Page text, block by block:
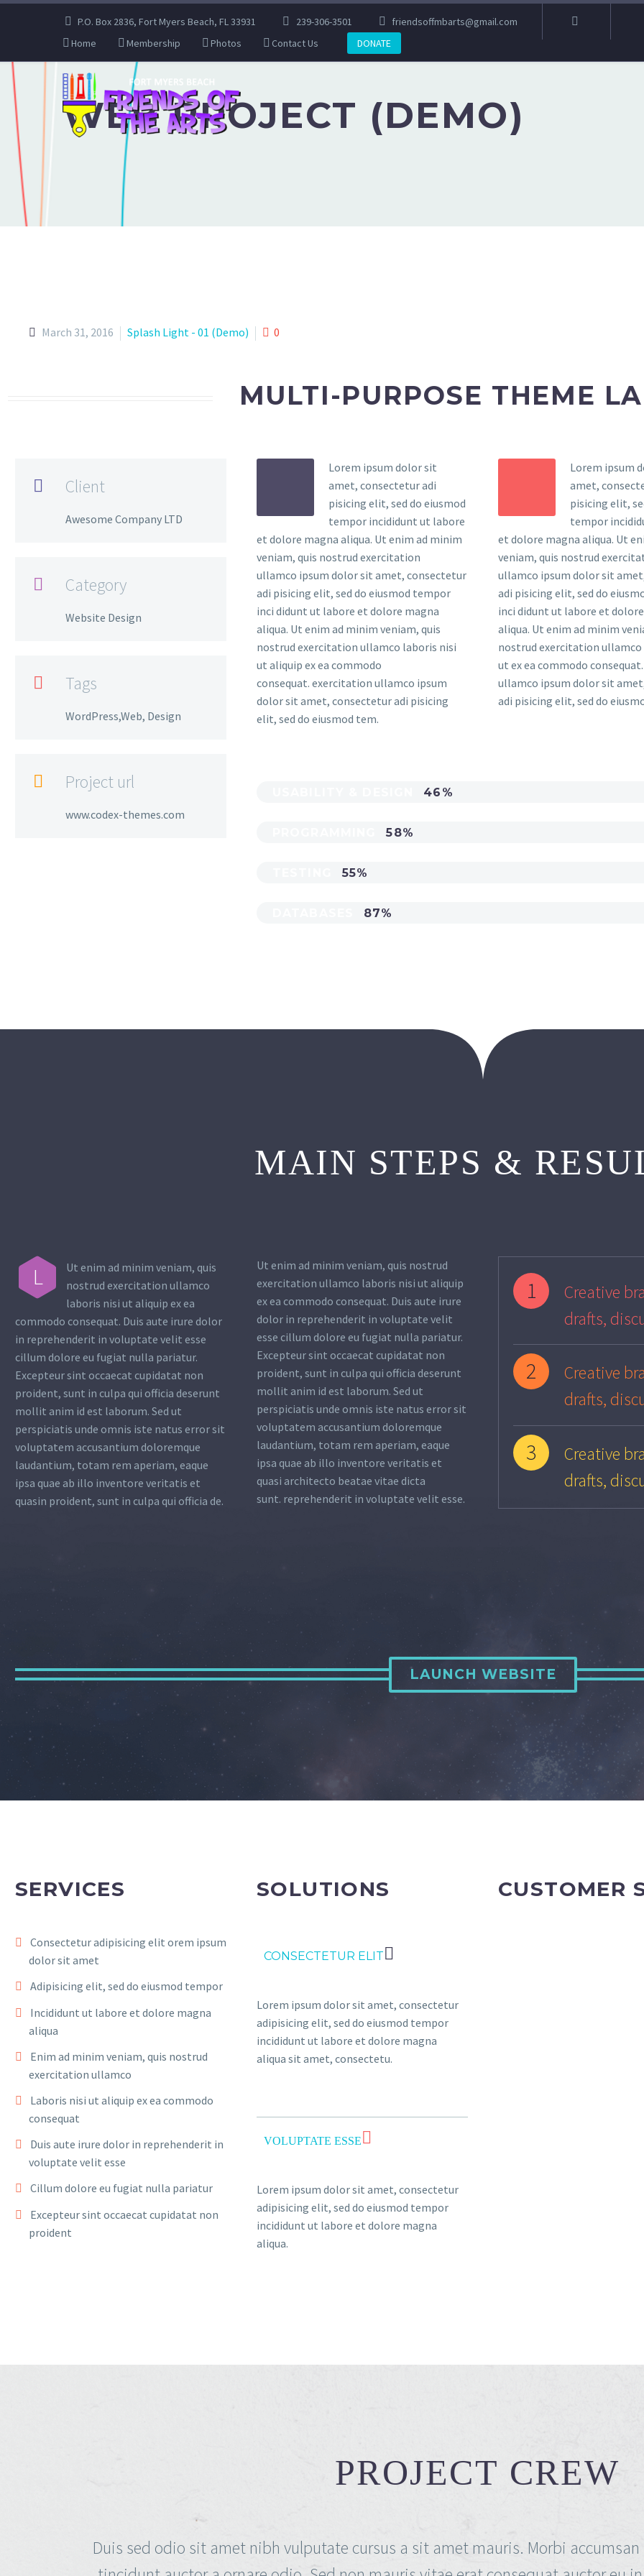
P.O. Box 2836, Fort Myers Beach, FL 33931 239-306-3501
friendsoffmbarts@gmail.com
Home
Membership Photos Contact Us DONATE
WEB PROJECT (DEMO)
March 31, 2016 Splash Light - 01 (Demo) 0
MULTI-PURPOSE THEME
 Client
Awesome Company LTD
 Category
Website Design
 Tags
WordPress,Web, Design
 Project url
www.codex-themes.com
Lorem ipsum dolor sit
amet, consectetur adi
pisicing elit, sed do eiusmod
tempor incididunt ut labore
et dolore magna aliqua. Ut enim ad minim
veniam, quis nostrud exercitation
ullamco ipsum dolor sit amet, consectetur
adi pisicing elit, sed do eiusmod tempor
inci didunt ut labore et dolore magna
aliqua. Ut enim ad minim veniam, quis
nostrud exercitation ullamco laboris nisi
ut aliquip ex ea commodo
consequat. exercitation ullamco ipsum
dolor sit amet, consectetur adi pisicing
elit, sed do eiusmod tem.
Lorem ipsum
amet,
pisicing elit,
tempor
et dolore magna aliqua. Ut
veniam, quis nostrud
ullamco ipsum dolor sit
adi pisicing elit, sed do
inci didunt ut labore et
aliqua. Ut enim ad minim
nostrud exercitation
ut ex ea commodo
ullamco ipsum dolor sit
adi pisicing elit, sed do
46%
58%
55%
87%
MAIN STEPS &
L
Ut enim ad minim veniam, quis
nostrud exercitation ullamco
laboris nisi ut aliquip ex ea
commodo consequat. Duis aute irure dolor
in reprehenderit in voluptate velit esse
cillum dolore eu fugiat nulla pariatur.
Excepteur sint occaecat cupidatat non
proident, sunt in culpa qui officia deserunt
mollit anim id est laborum. Sed ut
perspiciatis unde omnis iste natus error sit
voluptatem accusantium doloremque
laudantium, totam rem aperiam, eaque
ipsa quae ab illo inventore veritatis et
quasin proident, sunt in culpa qui officia de.
Ut enim ad minim veniam, quis nostrud
exercitation ullamco laboris nisi ut aliquip
ex ea commodo consequat. Duis aute irure
dolor in reprehenderit in voluptate velit
esse cillum dolore eu fugiat nulla pariatur.
Excepteur sint occaecat cupidatat non
proident, sunt in culpa qui officia deserunt
mollit anim id est laborum. Sed ut
perspiciatis unde omnis iste natus error sit
voluptatem accusantium doloremque
laudantium, totam rem aperiam, eaque
ipsa quae ab illo inventore veritatis et
quasi architecto beatae vitae dicta
sunt. reprehenderit in voluptate velit esse.
1
Creative
drafts,
2
Creative
drafts,
3
Creative
drafts,
LAUNCH WEBSITE
SERVICES
Consectetur adipisicing elit orem ipsum
dolor sit amet
Adipisicing elit, sed do eiusmod tempor
Incididunt ut labore et dolore magna
aliqua
Enim ad minim veniam, quis nostrud
exercitation ullamco
Laboris nisi ut aliquip ex ea commodo
consequat
Duis aute irure dolor in reprehenderit in
voluptate velit esse
Cillum dolore eu fugiat nulla pariatur
Excepteur sint occaecat cupidatat non
proident
SOLUTIONS
CONSECTETUR ELIT
Lorem ipsum dolor sit amet, consectetur
adipisicing elit, sed do eiusmod tempor
incididunt ut labore et dolore magna
aliqua sit amet, consectetu.
VOLUPTATE ESSE
Lorem ipsum dolor sit amet, consectetur
adipisicing elit, sed do eiusmod tempor
incididunt ut labore et dolore magna
aliqua.
CUSTOMER
PROJECT CREW
Duis sed odio sit amet nibh vulputate cursus a sit amet mauris. Morbi